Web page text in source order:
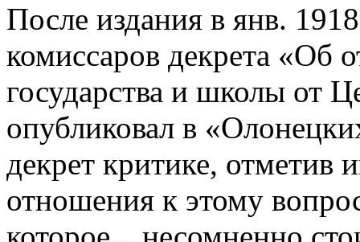
После издания в янв.
комиссаров декрета «Об
государства и школы от
опубликовал в
декрет критике, отметив
отношения к этому